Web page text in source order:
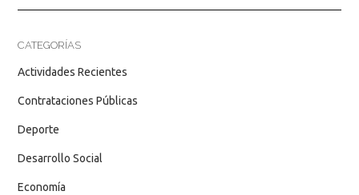
CATEGORÍAS
Actividades Recientes
Contrataciones Públicas
Deporte
Desarrollo Social
Economía